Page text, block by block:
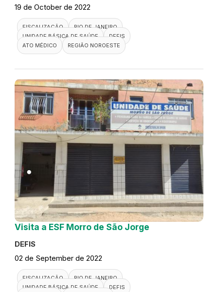
19 de October de 2022
FISCALIZAÇÃO
RIO DE JANEIRO
UNIDADE BÁSICA DE SAÚDE
DEFIS
ATO MÉDICO
REGIÃO NOROESTE
Visita a ESF Morro de São Jorge
DEFIS
02 de September de 2022
FISCALIZAÇÃO
RIO DE JANEIRO
UNIDADE BÁSICA DE SAÚDE
DEFIS